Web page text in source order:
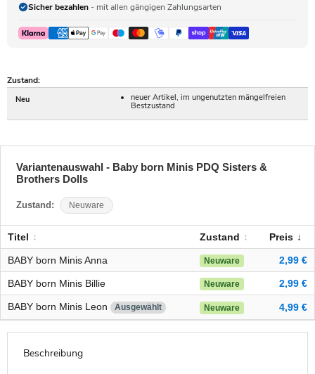
Sicher bezahlen - mit allen gängigen Zahlungsarten
Zustand:
Neu
neuer Artikel, im ungenutzten mängelfreien
Bestzustand
Variantenauswahl - Baby born Minis PDQ Sisters &
Brothers Dolls
Zustand: Neuware
Titel Zustand Preis
BABY born Minis Anna Neuware 2,99 €
BABY born Minis Billie Neuware 2,99 €
BABY born Minis Leon Ausgewählt Neuware 4,99 €
Beschreibung